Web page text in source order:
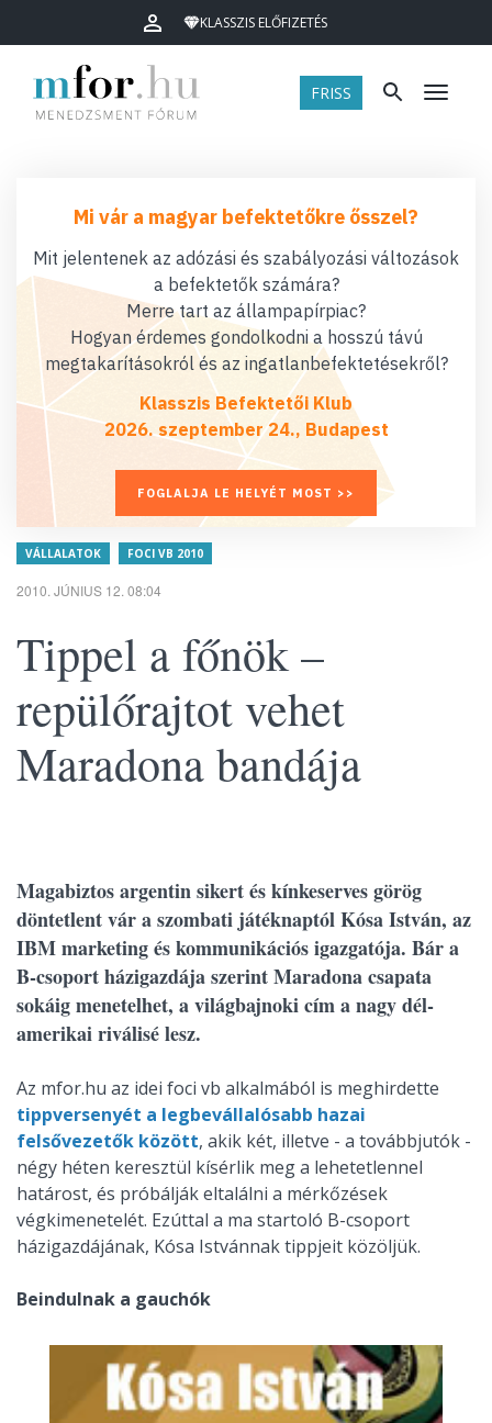
KLASSZIS ELŐFIZETÉS
FRISS Menü
Mi vár a magyar befektetőkre ősszel?
Mit jelentenek az adózási és szabályozási változások
a befektetők számára?
Merre tart az állampapírpiac?
Hogyan érdemes gondolkodni a hosszú távú
megtakarításokról és az ingatlanbefektetésekről?
Klasszis Befektetői Klub
2026. szeptember 24., Budapest
FOGLALJA LE HELYÉT MOST >>
VÁLLALATOK FOCI VB 2010
2010. JÚNIUS 12. 08:04
Tippel a főnök –
repülőrajtot vehet
Maradona bandája
Magabiztos argentin sikert és kínkeserves görög
döntetlent vár a szombati játéknaptól Kósa István, az
IBM marketing és kommunikációs igazgatója. Bár a
B-csoport házigazdája szerint Maradona csapata
sokáig menetelhet, a világbajnoki cím a nagy dél-
amerikai riválisé lesz.
Az mfor.hu az idei foci vb alkalmából is meghirdette
tippversenyét a legbevállalósabb hazai
felsővezetők között, akik két, illetve - a továbbjutók -
négy héten keresztül kísérlik meg a lehetetlennel
határost, és próbálják eltalálni a mérkőzések
végkimenetelét. Ezúttal a ma startoló B-csoport
házigazdájának, Kósa Istvánnak tippjeit közöljük.
Beindulnak a gauchók